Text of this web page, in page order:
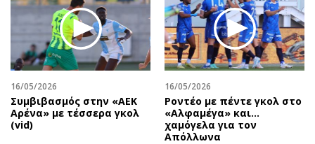
16/05/2026
Συμβιβασμός στην «ΑΕΚ
Αρένα» με τέσσερα γκολ
(vid)
16/05/2026
Ροντέο με πέντε γκολ στο
«Αλφαμέγα» και…
χαμόγελα για τον
Απόλλωνα